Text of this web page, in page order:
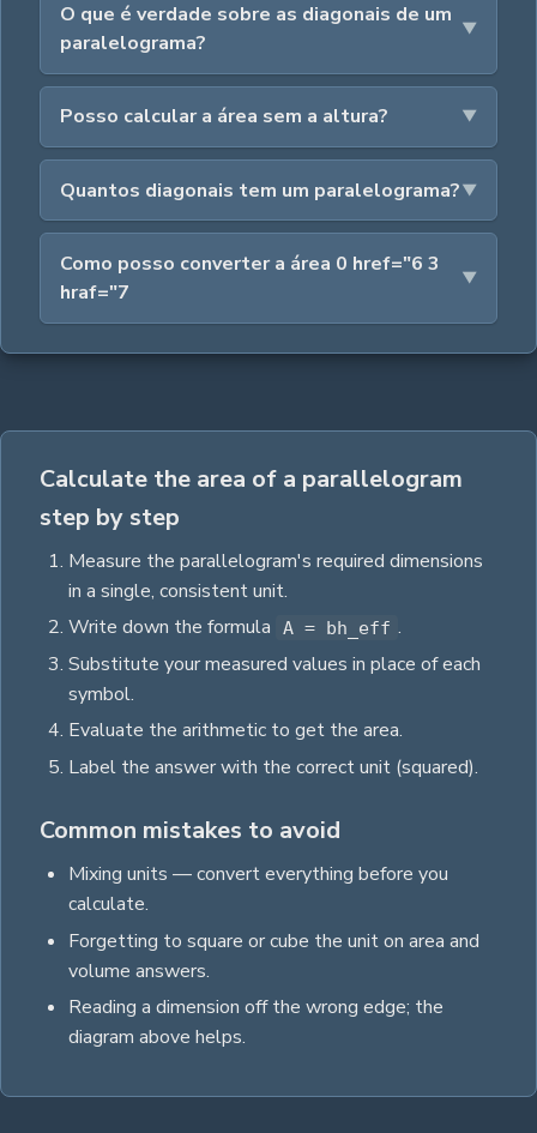
O que é verdade sobre as diagonais de um
paralelograma?
Posso calcular a área sem a altura?
Quantos diagonais tem um paralelograma?
Como posso converter a área 0 href="6 3
hraf="7
Calculate the area of a parallelogram
step by step
Measure the parallelogram's required dimensions
in a single, consistent unit.
Write down the formula
A = bh_eff .
Substitute your measured values in place of each
symbol.
Evaluate the arithmetic to get the area.
Label the answer with the correct unit (squared).
Common mistakes to avoid
Mixing units — convert everything before you
calculate.
Forgetting to square or cube the unit on area and
volume answers.
Reading a dimension off the wrong edge; the
diagram above helps.